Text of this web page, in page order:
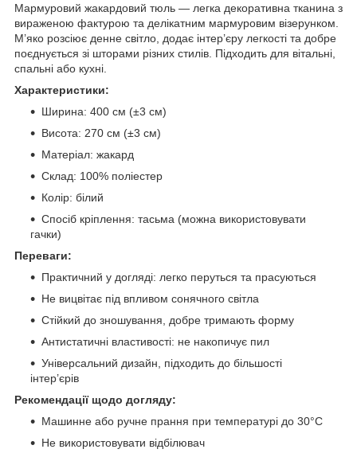
Мармуровий жакардовий тюль — легка декоративна тканина з
вираженою фактурою та делікатним мармуровим візерунком.
М’яко розсіює денне світло, додає інтер’єру легкості та добре
поєднується зі шторами різних стилів. Підходить для вітальні,
спальні або кухні.
Характеристики:
Ширина: 400 см (±3 см)
Висота: 270 см (±3 см)
Матеріал: жакард
Склад: 100% поліестер
Колір: білий
Спосіб кріплення: тасьма (можна використовувати
гачки)
Переваги:
Практичний у догляді: легко перуться та прасуються
Не вицвітає під впливом сонячного світла
Стійкий до зношування, добре тримають форму
Антистатичні властивості: не накопичує пил
Універсальний дизайн, підходить до більшості
інтер’єрів
Рекомендації щодо догляду:
Машинне або ручне прання при температурі до 30°C
Не використовувати відбілювач